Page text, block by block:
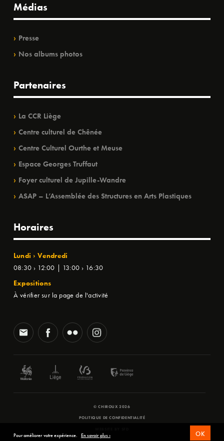
Médias
Presse
Nos albums photos
Partenaires
La CCR Liège
Centre culturel de Chênée
Centre Culturel Ourthe et Meuse
Espace Georges Truffaut
Foyer culturel de Jupille-Wandre
ASAP – L’Assemblée des Structures en Arts Plastiques
Horaires
Lundi › Vendredi
08:30 › 12:00 | 13:00 › 16:30
Expositions
À vérifier sur la page de l'activité
© CHIROUX 2026
POLITIQUE DE CONFIDENTIALITÉ
Pour améliorer votre expérience. En savoir plus › OK